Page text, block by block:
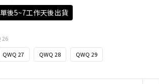
單後5~7工作天後出貨
26
QWQ 27 QWQ 28 QWQ 29